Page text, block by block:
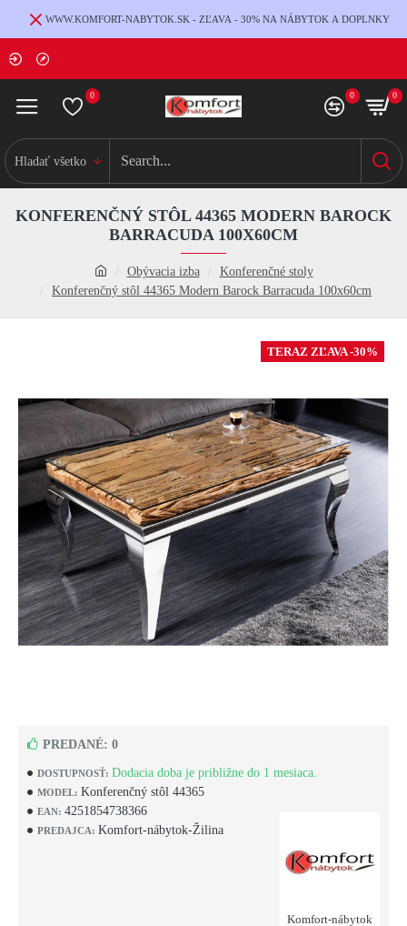
WWW.KOMFORT-NABYTOK.SK - ZĽAVA - 30% NA NÁBYTOK A DOPLNKY
0 0 0
Hladať všetko
Obývacia izba
Konferenčné stoly
Konferenčný stôl 44365 Modern Barock Barracuda 100x60cm
KONFERENČNÝ STÔL 44365 MODERN BAROCK
BARRACUDA 100X60CM
TERAZ ZĽAVA -30%
DOSTUPNOSŤ: Dodacia doba je približne do 1 mesiaca.
MODEL: Konferenčný stôl 44365
EAN: 4251854738366
PREDAJCA: Komfort-nábytok-Žilina
Komfort-nábytok
PREDANÉ: 0